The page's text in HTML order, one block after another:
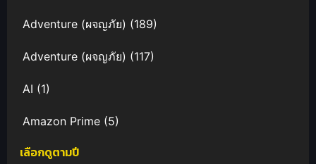
Adventure (ผจญภัย) (189)
Adventure (ผจญภัย) (117)
AI (1)
Amazon Prime (5)
Anal (ประตูหลัง)
เลือกดูตามปี